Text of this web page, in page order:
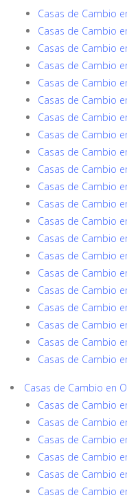
Casas de Cambio
Casas de Cambio
Casas de Cambio
Casas de Cambio
Casas de Cambio
Casas de Cambio
Casas de Cambio
Casas de Cambio
Casas de Cambio
Casas de Cambio
Casas de Cambio
Casas de Cambio
Casas de Cambio
Casas de Cambio
Casas de Cambio
Casas de Cambio
Casas de Cambio
Casas de Cambio
Casas de Cambio
Casas de Cambio
Casas de Cambio
Casas de Cambio en
Casas de Cambio
Casas de Cambio
Casas de Cambio
Casas de Cambio
Casas de Cambio
Casas de Cambio